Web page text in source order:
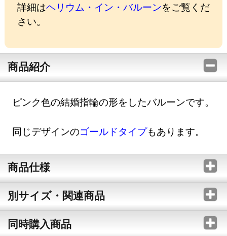
詳細はヘリウム・イン・バルーンをご覧くだ
さい。
商品紹介
ピンク色の結婚指輪の形をしたバルーンです。
同じデザインのゴールドタイプもあります。
商品仕様
別サイズ・関連商品
同時購入商品